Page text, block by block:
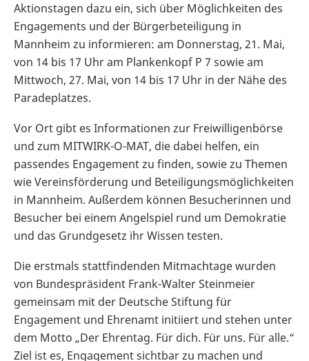
Aktionstagen dazu ein, sich über Möglichkeiten des
Engagements und der Bürgerbeteiligung in
Mannheim zu informieren: am Donnerstag, 21. Mai,
von 14 bis 17 Uhr am Plankenkopf P 7 sowie am
Mittwoch, 27. Mai, von 14 bis 17 Uhr in der Nähe des
Paradeplatzes.
Vor Ort gibt es Informationen zur Freiwilligenbörse
und zum MITWIRK-O-MAT, die dabei helfen, ein
passendes Engagement zu finden, sowie zu Themen
wie Vereinsförderung und Beteiligungsmöglichkeiten
in Mannheim. Außerdem können Besucherinnen und
Besucher bei einem Angelspiel rund um Demokratie
und das Grundgesetz ihr Wissen testen.
Die erstmals stattfindenden Mitmachtage wurden
von Bundespräsident Frank-Walter Steinmeier
gemeinsam mit der Deutsche Stiftung für
Engagement und Ehrenamt initiiert und stehen unter
dem Motto „Der Ehrentag. Für dich. Für uns. Für alle.“
Ziel ist es, Engagement sichtbar zu machen und